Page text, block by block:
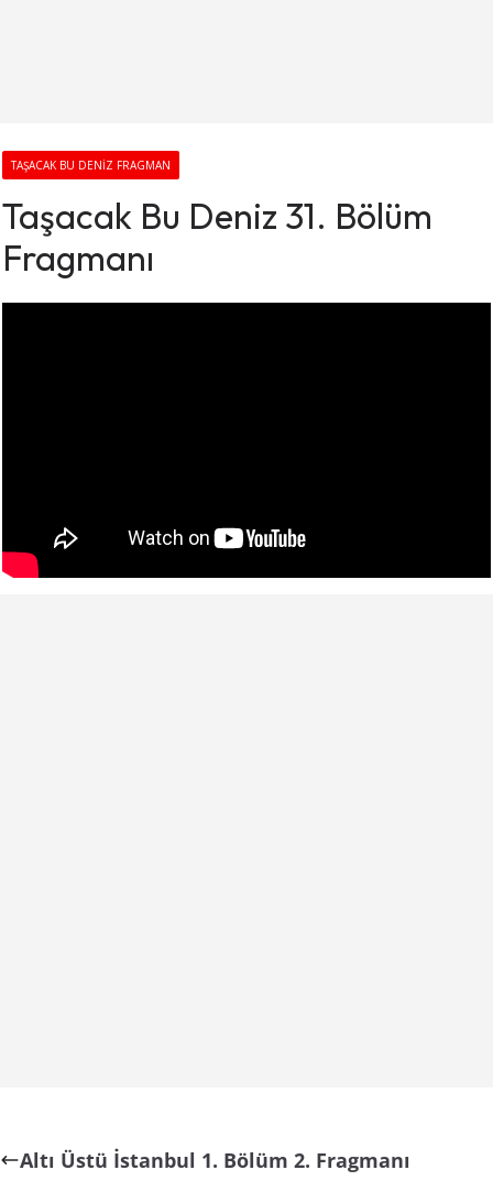
TAŞACAK BU DENIZ FRAGMAN
Taşacak Bu Deniz 31. Bölüm
Fragmanı
Altı Üstü İstanbul 1. Bölüm 2. Fragmanı